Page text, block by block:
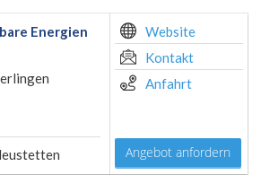
Energien
Website
Kontakt
Anfahrt
Angebot anfordern